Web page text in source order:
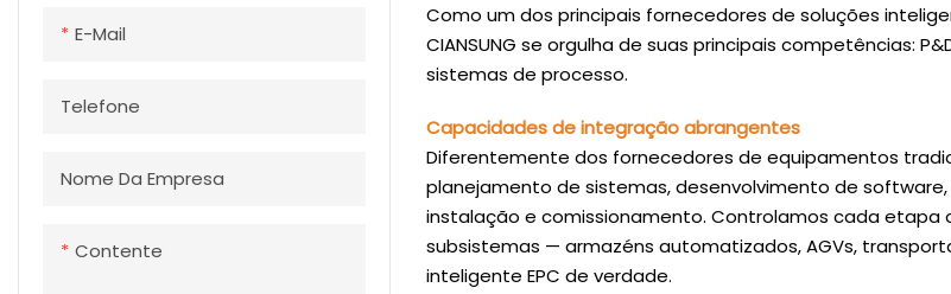
E-Mail
Telefone
Nome Da Empresa
Contente
rápido, possui alta capacidade de
processamento e melhora a
capacidade de armazenamento e a
eficiência de recuperação.
modificações
sobre
e-
indústrias.
Como um dos principais fornecedores de soluções
CIANSUNG se orgulha de suas principais competências:
sistemas de processo.
Capacidades de integração abrangentes
Diferentemente dos fornecedores de equipamentos
planejamento de sistemas, desenvolvimento de
instalação e comissionamento. Controlamos cada
subsistemas — armazéns automatizados, AGVs,
inteligente EPC de verdade.